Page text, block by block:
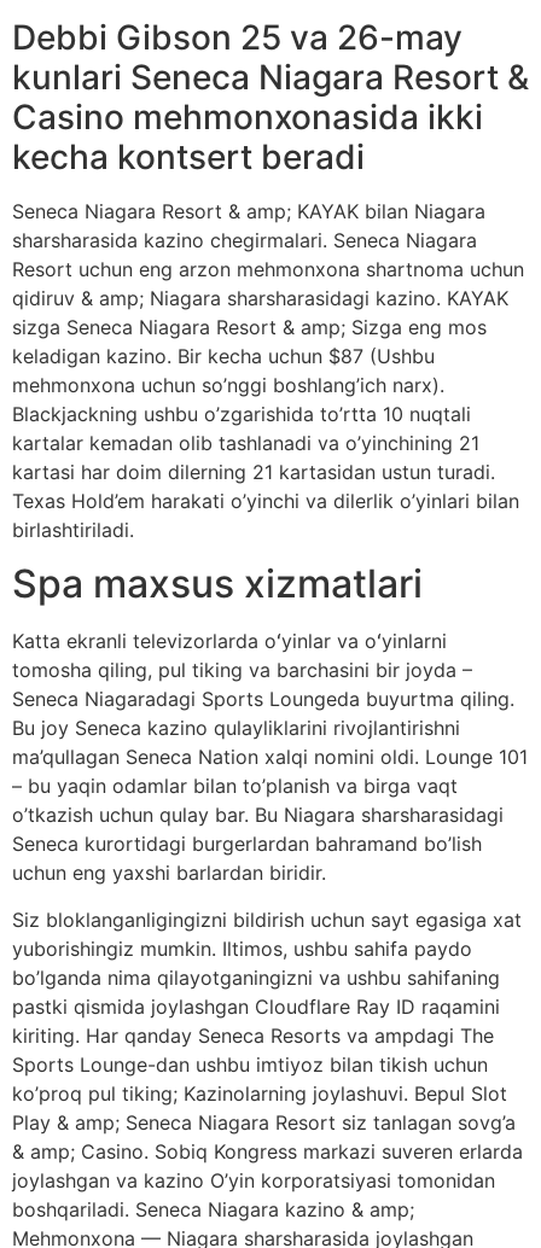
Debbi Gibson 25 va 26-may
kunlari Seneca Niagara Resort &
Casino mehmonxonasida ikki
kecha kontsert beradi
Seneca Niagara Resort & amp; KAYAK bilan Niagara
sharsharasida kazino chegirmalari. Seneca Niagara
Resort uchun eng arzon mehmonxona shartnoma uchun
qidiruv & amp; Niagara sharsharasidagi kazino. KAYAK
sizga Seneca Niagara Resort & amp; Sizga eng mos
keladigan kazino. Bir kecha uchun $87 (Ushbu
mehmonxona uchun so’nggi boshlang’ich narx).
Blackjackning ushbu o’zgarishida to’rtta 10 nuqtali
kartalar kemadan olib tashlanadi va o’yinchining 21
kartasi har doim dilerning 21 kartasidan ustun turadi.
Texas Hold’em harakati o’yinchi va dilerlik o’yinlari bilan
birlashtiriladi.
Spa maxsus xizmatlari
Katta ekranli televizorlarda oʻyinlar va oʻyinlarni
tomosha qiling, pul tiking va barchasini bir joyda –
Seneca Niagaradagi Sports Loungeda buyurtma qiling.
Bu joy Seneca kazino qulayliklarini rivojlantirishni
ma’qullagan Seneca Nation xalqi nomini oldi. Lounge 101
– bu yaqin odamlar bilan to’planish va birga vaqt
o’tkazish uchun qulay bar. Bu Niagara sharsharasidagi
Seneca kurortidagi burgerlardan bahramand bo’lish
uchun eng yaxshi barlardan biridir.
Siz bloklanganligingizni bildirish uchun sayt egasiga xat
yuborishingiz mumkin. Iltimos, ushbu sahifa paydo
bo’lganda nima qilayotganingizni va ushbu sahifaning
pastki qismida joylashgan Cloudflare Ray ID raqamini
kiriting. Har qanday Seneca Resorts va ampdagi The
Sports Lounge-dan ushbu imtiyoz bilan tikish uchun
ko’proq pul tiking; Kazinolarning joylashuvi. Bepul Slot
Play & amp; Seneca Niagara Resort siz tanlagan sovg’a
& amp; Casino. Sobiq Kongress markazi suveren erlarda
joylashgan va kazino O’yin korporatsiyasi tomonidan
boshqariladi. Seneca Niagara kazino & amp;
Mehmonxona — Niagara sharsharasida joylashgan